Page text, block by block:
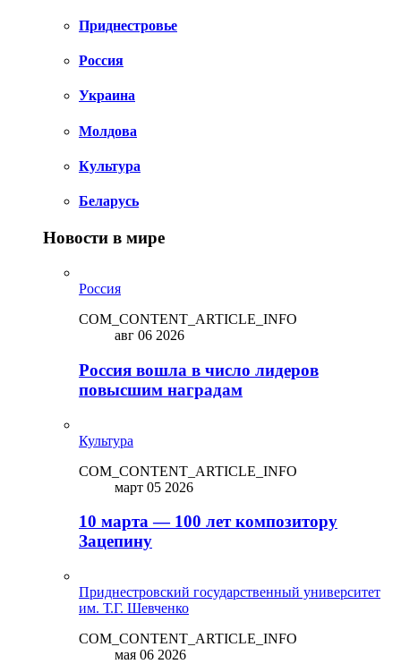
Приднестровье
Россия
Украина
Молдова
Культура
Беларусь
Новости в мире
Россия
COM_CONTENT_ARTICLE_INFO
авг 06 2026
Россия вошла в число лидеров
повысшим наградам
Культура
COM_CONTENT_ARTICLE_INFO
март 05 2026
10 марта — 100 лет композитору
Зацепину
Приднестровский государственный университет
им. Т.Г. Шевченко
COM_CONTENT_ARTICLE_INFO
мая 06 2026